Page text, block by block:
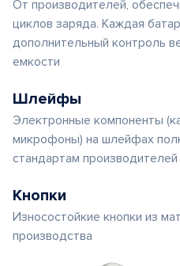
От производителей,
циклов заряда. Каждая
дополнительный контроль
емкости
Шлейфы
Электронные компоненты
микрофоны) на шлейфах
стандартам производителей
Кнопки
Износостойкие кнопки из
производства